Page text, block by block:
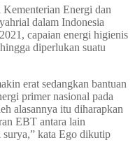
Energi dan
dalam Indonesia
capaian energi higienis
diperlukan suatu
erat sedangkan bantuan
primer nasional pada
alasannya itu diharapkan
EBT antara lain
surya,” kata Ego dikutip